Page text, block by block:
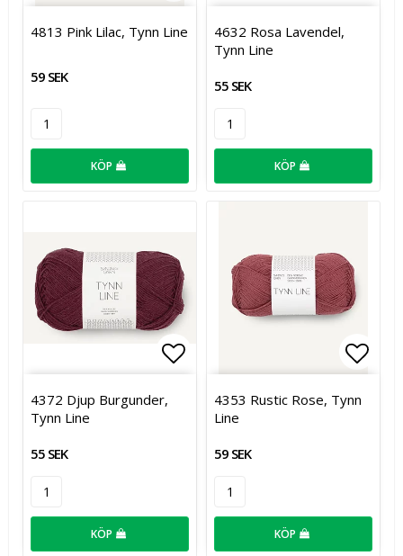
Lägg till i favoritlistan
4813 Pink Lilac, Tynn Line
59 SEK
KÖP
4632 Rosa Lavendel,
Tynn Line
55 SEK
KÖP
Lägg till i favoritlistan
4372 Djup Burgunder,
Tynn Line
55 SEK
KÖP
4353 Rustic Rose, Tynn
Line
59 SEK
KÖP